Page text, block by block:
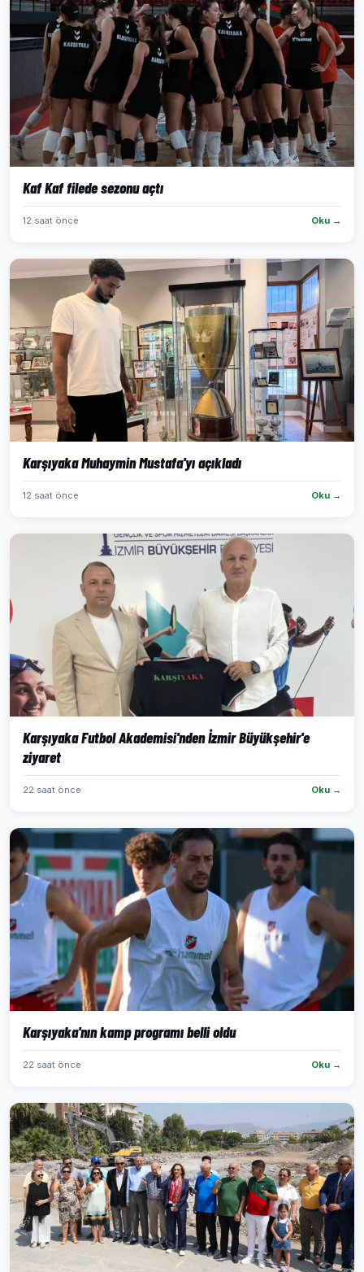
Kaf Kaf filede sezonu açtı
12 saat önce Oku →
Karşıyaka Muhaymin Mustafa'yı açıkladı
12 saat önce Oku →
Karşıyaka Futbol Akademisi'nden İzmir Büyükşehir'e
ziyaret
22 saat önce Oku →
Karşıyaka'nın kamp programı belli oldu
22 saat önce Oku →